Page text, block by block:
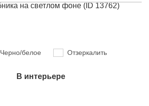
Черно/белое
Отзеркалить
В интерьере